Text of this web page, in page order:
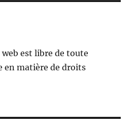
est libre de toute
en matière de droits